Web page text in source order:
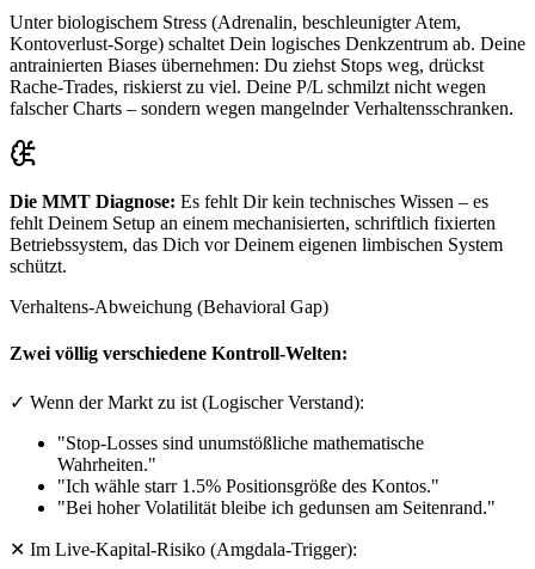
Unter biologischem Stress (Adrenalin, beschleunigter Atem,
Kontoverlust-Sorge) schaltet Dein logisches Denkzentrum ab. Deine
antrainierten Biases übernehmen: Du ziehst Stops weg, drückst
Rache-Trades, riskierst zu viel. Deine P/L schmilzt nicht wegen
falscher Charts – sondern wegen mangelnder Verhaltensschranken.
Die MMT Diagnose: Es fehlt Dir kein technisches Wissen – es
fehlt Deinem Setup an einem mechanisierten, schriftlich fixierten
Betriebssystem, das Dich vor Deinem eigenen limbischen System
schützt.
Verhaltens-Abweichung (Behavioral Gap)
Zwei völlig verschiedene Kontroll-Welten:
✓ Wenn der Markt zu ist (Logischer Verstand):
"Stop-Losses sind unumstößliche mathematische
Wahrheiten."
"Ich wähle starr 1.5% Positionsgröße des Kontos."
"Bei hoher Volatilität bleibe ich gedunsen am Seitenrand."
✕ Im Live-Kapital-Risiko (Amgdala-Trigger):